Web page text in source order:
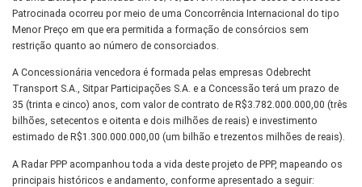
Patrocinada ocorreu por meio de uma Concorrência Internacional do tipo
Menor Preço em que era permitida a formação de consórcios sem
restrição quanto ao número de consorciados.
A Concessionária vencedora é formada pelas empresas Odebrecht
Transport S.A., Sitpar Participações S.A. e a Concessão terá um prazo de
35 (trinta e cinco) anos, com valor de contrato de R$3.782.000.000,00 (três
bilhões, setecentos e oitenta e dois milhões de reais) e investimento
estimado de R$1.300.000.000,00 (um bilhão e trezentos milhões de reais).
A Radar PPP acompanhou toda a vida deste projeto de PPP, mapeando os
principais históricos e andamento, conforme apresentado a seguir: